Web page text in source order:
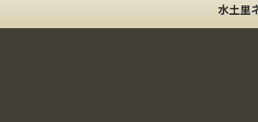
プ
動
水土里